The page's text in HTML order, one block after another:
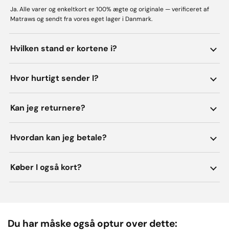
Ja. Alle varer og enkeltkort er 100% ægte og originale — verificeret af
Matraws og sendt fra vores eget lager i Danmark.
Hvilken stand er kortene i?
Hvor hurtigt sender I?
Kan jeg returnere?
Hvordan kan jeg betale?
Køber I også kort?
Du har måske også optur over dette: